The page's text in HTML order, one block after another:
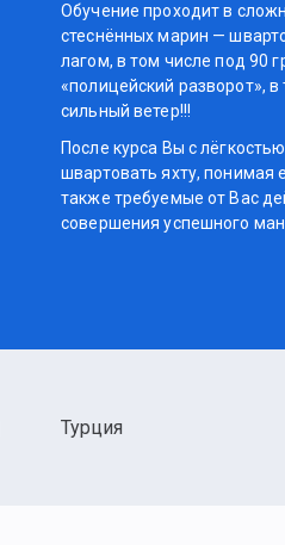
Обучение проходит в
стеснённых марин —
лагом, в том числе под 90
«полицейский разворот», в
сильный ветер!!!
После курса Вы с
швартовать яхту, понимая
также требуемые от Вас
совершения успешного
Турция